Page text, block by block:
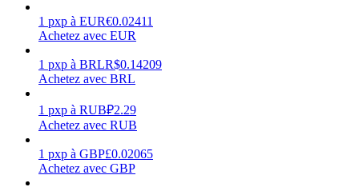
Cochon de puissance
Gagnez quotidiennement des récompenses compétitives
1 pxp à EUR€0.02411
Achetez avec EUR
1 pxp à BRLR$0.14209
Achetez avec BRL
1 pxp à RUB₽2.29
Achetez avec RUB
1 pxp à GBP£0.02065
Achetez avec GBP